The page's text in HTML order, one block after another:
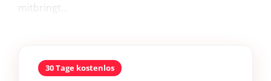
mitbringt...
30 Tage kostenlos